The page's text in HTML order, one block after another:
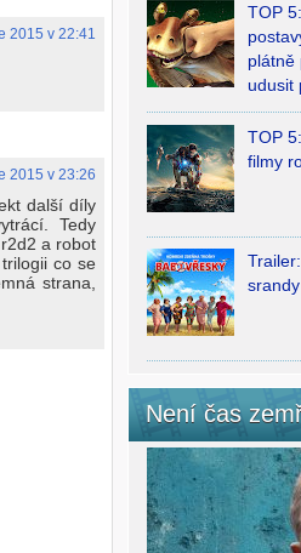
2015 v 22:41
2015 v 23:26
další díly
Tedy
a robot
co se
strana,
TOP
plátně
udusit
TOP
filmy
Není čas